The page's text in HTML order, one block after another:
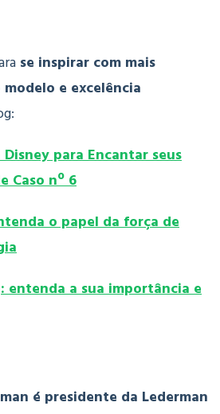
se inspirar com mais
e excelência
para Encantar seus
Caso nº 6
o papel da força de
entenda a sua importância e
é presidente da Lederman